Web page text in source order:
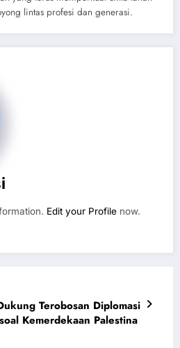
lintas profesi dan generasi.
Edit your Profile now.
Terobosan Diplomasi
Kemerdekaan Palestina